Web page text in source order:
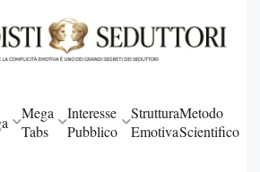
Mega
Tabs
Interesse
Pubblico
Struttura
Emotiva
Metodo
Scientifico